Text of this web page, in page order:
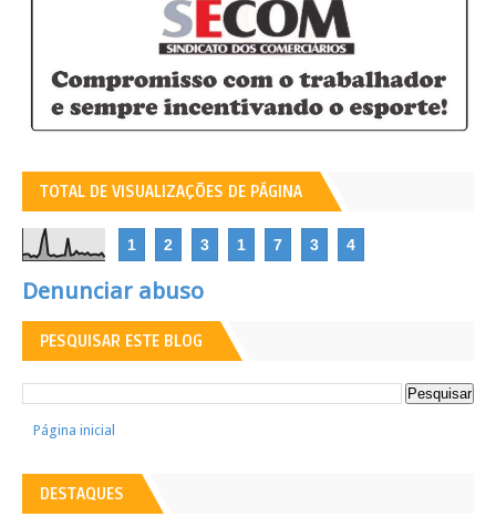
TOTAL DE VISUALIZAÇÕES DE PÁGINA
1 2 3 1 7 3 4
Denunciar abuso
PESQUISAR ESTE BLOG
Página inicial
DESTAQUES